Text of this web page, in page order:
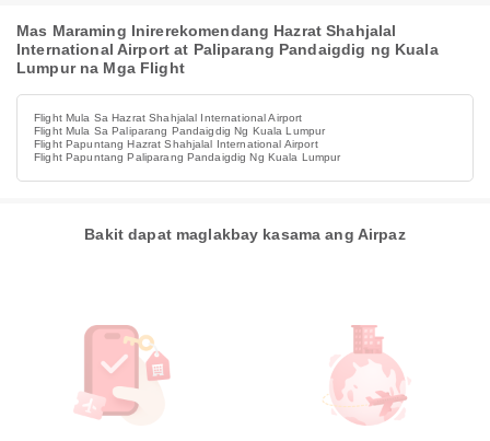
Mas Maraming Inirerekomendang Hazrat Shahjalal
International Airport at Paliparang Pandaigdig ng Kuala
Lumpur na Mga Flight
Flight Mula Sa Hazrat Shahjalal International Airport
Flight Mula Sa Paliparang Pandaigdig Ng Kuala Lumpur
Flight Papuntang Hazrat Shahjalal International Airport
Flight Papuntang Paliparang Pandaigdig Ng Kuala Lumpur
Bakit dapat maglakbay kasama ang Airpaz